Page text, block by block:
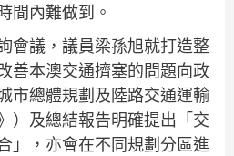
間內難做到。
會議，議員梁孫旭就打造整
善本澳交通擠塞的問題向政
市總體規劃及陸路交通運輸
）及總結報告明確提出「交
」，亦會在不同規劃分區進